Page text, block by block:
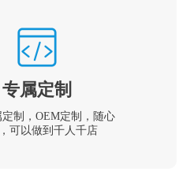
专属定制
定制，OEM定制，随心
可以做到千人千店